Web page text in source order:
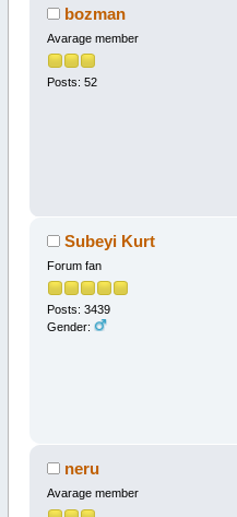
bozman
Avarage member
Posts: 52
Subeyi Kurt
Forum fan
Posts: 3439
Gender:
neru
Avarage member